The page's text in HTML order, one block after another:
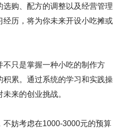
购、配方的调整以及经营管理
经历，将为你未来开设小吃摊或
不只是掌握一种小吃的制作方
积累。通过系统的学习和实践操
来的创业挑战。
不妨考虑在1000-3000元的预算